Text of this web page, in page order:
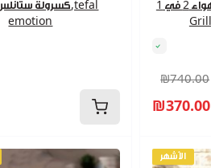
emotion
مقلاة هواء 2 في 1 TEFAL Easy Fry &
₪740.00
₪370.00
الأشهر